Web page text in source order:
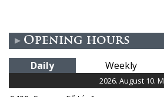
e
s
Opening hours
Daily Weekly
2026. August 10. M